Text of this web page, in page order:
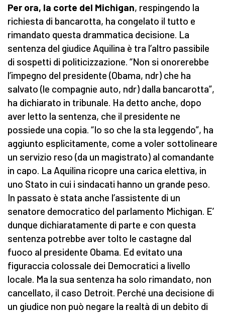
Per ora, la corte del Michigan, respingendo la
richiesta di bancarotta, ha congelato il tutto e
rimandato questa drammatica decisione. La
sentenza del giudice Aquilina è tra l’altro passibile
di sospetti di politicizzazione. “Non si onorerebbe
l’impegno del presidente (Obama, ndr) che ha
salvato (le compagnie auto, ndr) dalla bancarotta”,
ha dichiarato in tribunale. Ha detto anche, dopo
aver letto la sentenza, che il presidente ne
possiede una copia. “Io so che la sta leggendo”, ha
aggiunto esplicitamente, come a voler sottolineare
un servizio reso (da un magistrato) al comandante
in capo. La Aquilina ricopre una carica elettiva, in
uno Stato in cui i sindacati hanno un grande peso.
In passato è stata anche l’assistente di un
senatore democratico del parlamento Michigan. E’
dunque dichiaratamente di parte e con questa
sentenza potrebbe aver tolto le castagne dal
fuoco al presidente Obama. Ed evitato una
figuraccia colossale dei Democratici a livello
locale. Ma la sua sentenza ha solo rimandato, non
cancellato, il caso Detroit. Perché una decisione di
un giudice non può negare la realtà di un debito di